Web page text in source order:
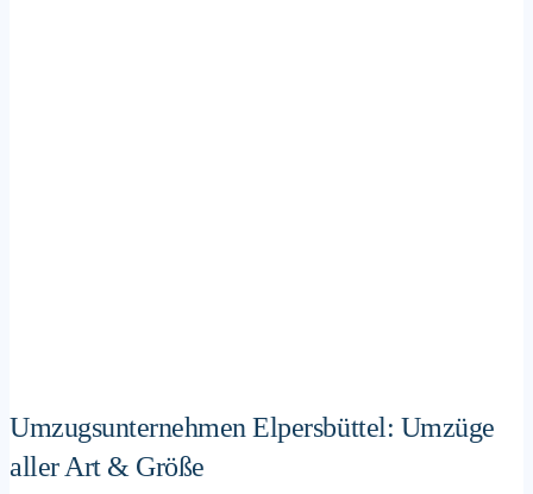
Umzugsunternehmen Elpersbüttel: Umzüge
aller Art & Größe